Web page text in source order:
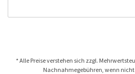
* Alle Preise verstehen sich zzgl.
Nachnahmegebühren, wenn nicht